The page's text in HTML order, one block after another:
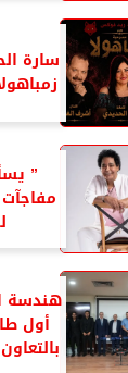
سارة
”
أول